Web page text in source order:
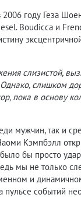
году Геза
Boudicca и
слизистой,
слишком
пока в основу
мужчин, так и
Кэмпбэлл
было бы просто
мы не только
и
пульсе событий